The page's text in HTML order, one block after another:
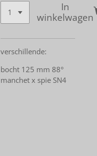
In
winkelwagen
verschillende:
bocht 125 mm 88°
manchet x spie SN4